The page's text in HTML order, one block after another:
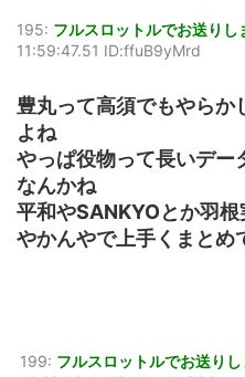
195: フルスロットルでお送りし
11:59:47.51 ID:ffuB9yMrd
豊丸って高須でもやらか
よね
やっぱ役物って長いデー
なんかね
平和やSANKYOとか羽
やかんやで上手くまとめ
199: フルスロットルでお送り